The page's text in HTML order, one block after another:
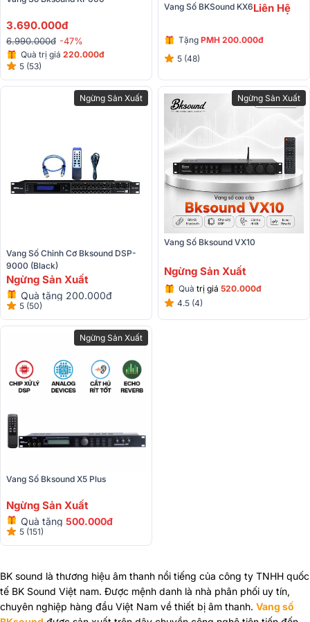
3.690.000đ
6.990.000đ -47%
Quà trị giá 220.000đ
5 (53)
Vang Số BKSound KX6Liên Hệ
Tặng PMH 200.000đ
5 (48)
Ngừng Sản Xuất
Vang Số Chỉnh Cơ Bksound DSP-
9000 (Black)
Ngừng Sản Xuất
Quà tặng 200.000đ
5 (50)
Ngừng Sản Xuất
Vang Số Bksound VX10
Ngừng Sản Xuất
Quà trị giá 520.000đ
4.5 (4)
Ngừng Sản Xuất
Vang Số Bksound X5 Plus
Ngừng Sản Xuất
Quà tặng 500.000đ
5 (151)
BK sound là thương hiệu âm thanh nổi tiếng của công ty TNHH quốc
tế BK Sound Việt nam. Được mệnh danh là nhà phân phối uy tín,
chuyên nghiệp hàng đầu Việt Nam về thiết bị âm thanh. Vang số